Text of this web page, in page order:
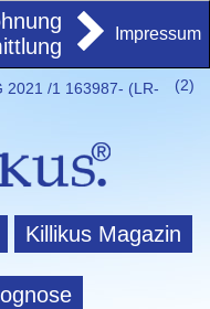
Impressum
(2)
2021 /1 163987- (LR-
Killikus Magazin